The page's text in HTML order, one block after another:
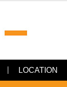
LOCATION